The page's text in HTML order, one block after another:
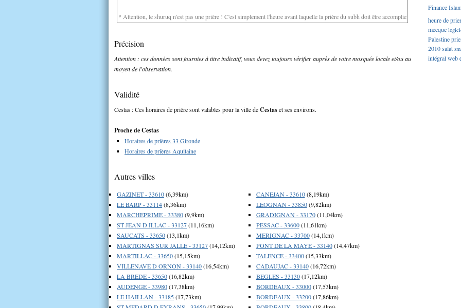
* Attention, le shuruq n'est pas une prière ! C'est simplement l'heure avant laquelle la prière du subh doit être accomplie
Précision
Attention : ces données sont fournies à titre indicatif, vous devez toujours vérifier auprès de votre mosquée locale et/ou au
moyen de l'observation.
Validité
Cestas : Ces horaires de prière sont valables pour la ville deCestaset ses environs.
Proche de Cestas
Horaires de prières 33 Gironde
Horaires de prières Aquitaine
Autres villes
GAZINET - 33610(6,39km)
LE BARP - 33114(8,36km)
MARCHEPRIME - 33380(9,9km)
ST JEAN D ILLAC - 33127(11,16km)
SAUCATS - 33650(13,1km)
MARTIGNAS SUR JALLE - 33127(14,12km)
MARTILLAC - 33650(15,15km)
VILLENAVE D ORNON - 33140(16,54km)
LA BREDE - 33650(16,82km)
AUDENGE - 33980(17,38km)
LE HAILLAN - 33185(17,73km)
CANEJAN - 33610(8,19km)
LEOGNAN - 33850(9,82km)
GRADIGNAN - 33170(11,04km)
PESSAC - 33600(11,61km)
MERIGNAC - 33700(14,1km)
PONT DE LA MAYE - 33140(14,47km)
TALENCE - 33400(15,33km)
CADAUJAC - 33140(16,72km)
BEGLES - 33130(17,12km)
BORDEAUX - 33000(17,53km)
BORDEAUX - 33200(17,86km)
Finance
heure de
mecque
Palestine
2010salat
intégralweb